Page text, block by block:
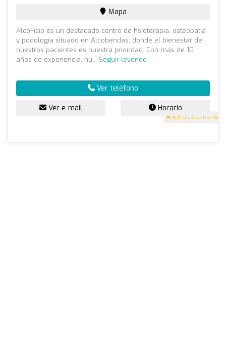
4.9 (305 opiniones)
Mapa
AlcoFisio es un destacado centro de fisioterapia, osteopatía
y podología situado en Alcobendas, donde el bienestar de
nuestros pacientes es nuestra prioridad. Con más de 10
años de experiencia, nu... Seguir leyendo
Ver teléfono
Ver e-mail Horario